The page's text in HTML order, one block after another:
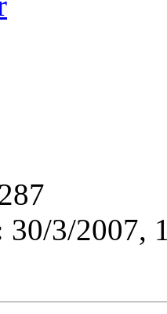
30/3/2007,